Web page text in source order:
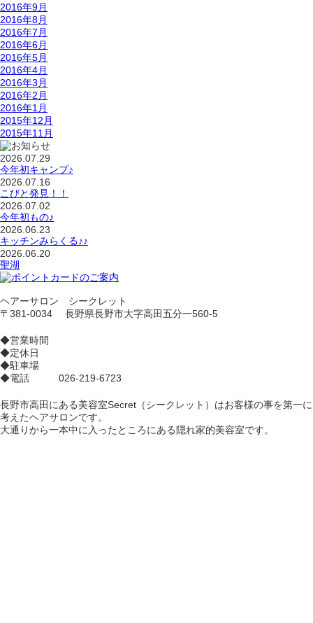
2016年9月
2016年8月
2016年7月
2016年6月
2016年5月
2016年4月
2016年3月
2016年2月
2016年1月
2015年12月
2015年11月
2026.07.29
今年初キャンプ♪
2026.07.16
こびと発見！！
2026.07.02
今年初もの♪
2026.06.23
キッチンみらくる♪♪
2026.06.20
聖湖
ヘアーサロン シークレット
〒381-0034 長野県長野市大字高田五分一560-5
◆営業時間
◆定休日
◆駐車場
◆電話 026-219-6723
長野市高田にある美容室Secret（シークレット）はお客様の事を第一に
考えたヘアサロンです。
大通りから一本中に入ったところにある隠れ家的美容室です。